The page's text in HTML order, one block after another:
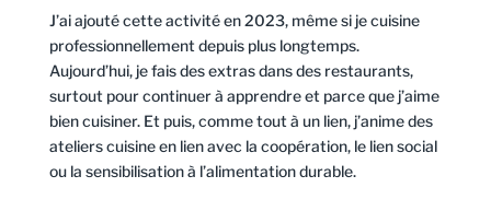
J’ai ajouté cette activité en 2023, même si je cuisine
professionnellement depuis plus longtemps.
Aujourd’hui, je fais des extras dans des restaurants,
surtout pour continuer à apprendre et parce que j’aime
bien cuisiner. Et puis, comme tout à un lien, j’anime des
ateliers cuisine en lien avec la coopération, le lien social
ou la sensibilisation à l’alimentation durable.